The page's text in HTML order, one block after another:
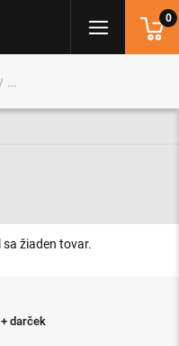
žiaden tovar.
darček
0